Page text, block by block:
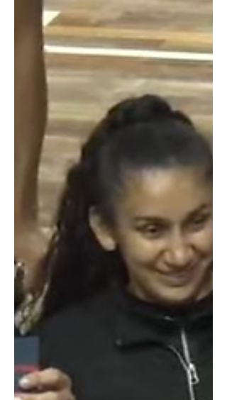
terça-feira foi diante do Universitario de
Córdoba (Arg), pelo placar final mostrando
a vantagem taubateana 35 a 23. A partida
foi tranquila para os taubateanos que,
com competência dentro da quadra, com
20 minutos de jogo já mantinha a
vantagem de 14 a 6, chegando ao final do
primeiro tempo, com o pl